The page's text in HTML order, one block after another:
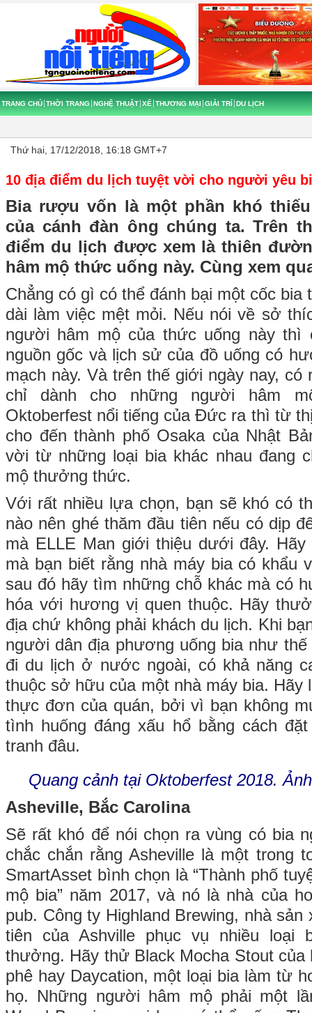
TRANG CHỦ THỜI TRANG NGHỆ THUẬT XẾ THƯƠNG MẠI GIẢI TRÍ DU LỊCH
Thứ hai, 17/12/2018, 16:18 GMT+7
10 địa điểm du lịch tuyệt vời cho người yêu
Bia rượu vốn là một phần khó
của cánh đàn ông chúng ta. Trên
điểm du lịch được xem là thiên
hâm mộ thức uống này. Cùng xem
Chẳng có gì có thể đánh bại một cốc
dài làm việc mệt mỏi. Nếu nói về sở
người hâm mộ của thức uống này thì
nguồn gốc và lịch sử của đồ uống có
mạch này. Và trên thế giới ngày nay, có
chỉ dành cho những người hâm
Oktoberfest nổi tiếng của Đức ra thì từ
cho đến thành phố Osaka của Nhật
vời từ những loại bia khác nhau đang
mộ thưởng thức.
Với rất nhiều lựa chọn, bạn sẽ khó có
nào nên ghé thăm đầu tiên nếu có dịp
mà ELLE Man giới thiệu dưới đây.
mà bạn biết rằng nhà máy bia có khẩu
sau đó hãy tìm những chỗ khác mà có
hóa với hương vị quen thuộc. Hãy
địa chứ không phải khách du lịch. Khi
người dân địa phương uống bia như
đi du lịch ở nước ngoài, có khả năng
thuộc sở hữu của một nhà máy bia. Hãy
thực đơn của quán, bởi vì bạn không
tình huống đáng xấu hổ bằng cách
tranh đâu.
Quang cảnh tại Oktoberfest 2018.
Asheville, Bắc Carolina
Sẽ rất khó để nói chọn ra vùng có bia
chắc chắn rằng Asheville là một trong
SmartAsset bình chọn là “Thành phố
mộ bia” năm 2017, và nó là nhà của
pub. Công ty Highland Brewing, nhà
tiên của Ashville phục vụ nhiều loại
thưởng. Hãy thử Black Mocha Stout của
phê hay Daycation, một loại bia làm từ
họ. Những người hâm mộ phải một